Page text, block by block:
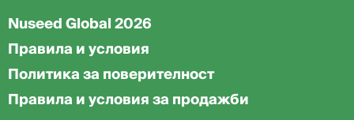
Nuseed Global 2026
Правила и условия
Политика за поверителност
Правила и условия за продажби